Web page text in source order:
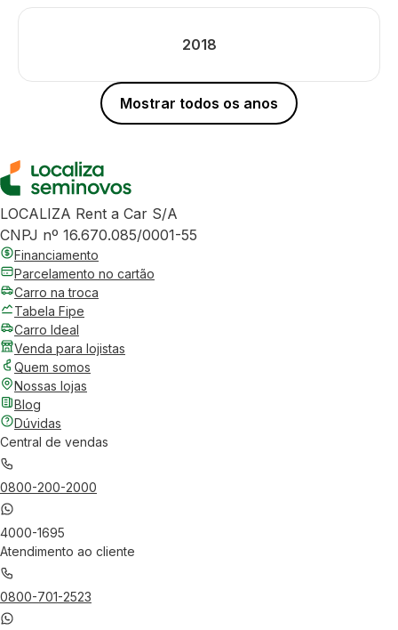
2018
Mostrar todos os anos
LOCALIZA Rent a Car S/A
CNPJ nº 16.670.085/0001-55
Financiamento
Parcelamento no cartão
Carro na troca
Tabela Fipe
Carro Ideal
Venda para lojistas
Quem somos
Nossas lojas
Blog
Dúvidas
Central de vendas
0800-200-2000
4000-1695
Atendimento ao cliente
0800-701-2523